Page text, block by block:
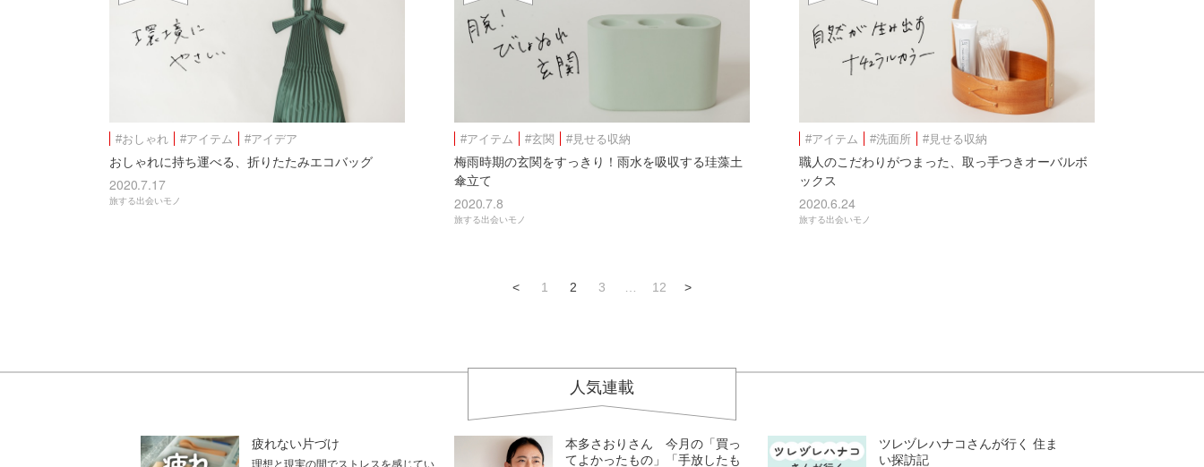
#おしゃれ #アイテム #アイデア
おしゃれに持ち運べる、折りたたみエコバッグ
2020.7.17
旅する出会いモノ
#アイテム #玄関 #見せる収納
梅雨時期の玄関をすっきり！雨水を吸収する珪藻土
傘立て
2020.7.8
旅する出会いモノ
#アイテム #洗面所 #見せる収納
職人のこだわりがつまった、取っ手つきオーバルボ
ックス
2020.6.24
旅する出会いモノ
< 1 2 3 12 >
人気連載
疲れない片づけ
理想と現実の間でストレスを感じてい
本多さおりさん 今月の「買っ
てよかったもの」「手放したも
ツレヅレハナコさんが行く 住ま
い探訪記